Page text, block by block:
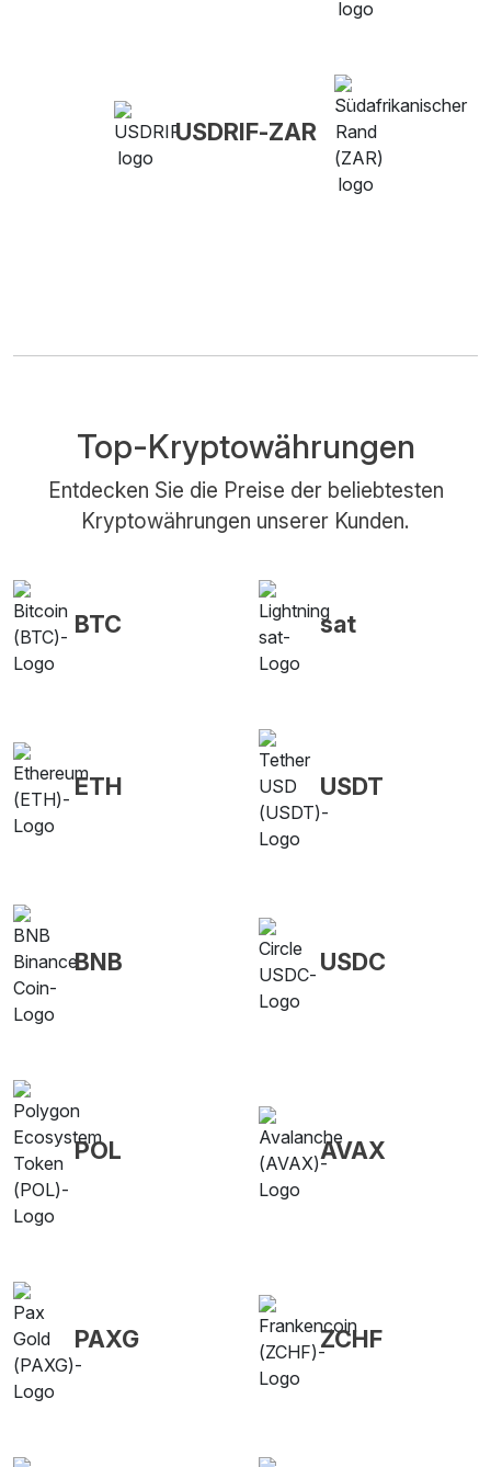
USDRIF-ZAR
Top-Kryptowährungen
Entdecken Sie die Preise der beliebtesten
Kryptowährungen unserer Kunden.
BTC sat
ETH USDT
BNB USDC
POL AVAX
PAXG ZCHF